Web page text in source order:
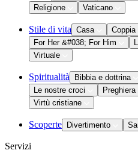
Religione
Vaticano
Stile di vita Casa Coppia
For Her &#038; For Him
Virtuale
Spiritualità Bibbia e dottrina
Le nostre croci
Preghiera
Virtù cristiane
Scoperte Divertimento
Servizi